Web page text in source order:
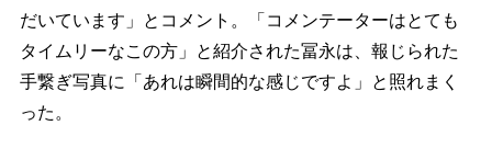
だいています」とコメント。「コメンテーターはとても
タイムリーなこの方」と紹介された冨永は、報じられた
手繋ぎ写真に「あれは瞬間的な感じですよ」と照れまく
った。